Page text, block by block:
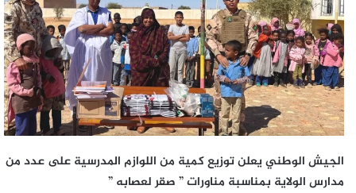
الجيش الوطني يعلن توزيع كمية من اللوازم المدرسية على عدد من
مدارس الولاية بمناسبة مناورات ” صقر لعصابه ”